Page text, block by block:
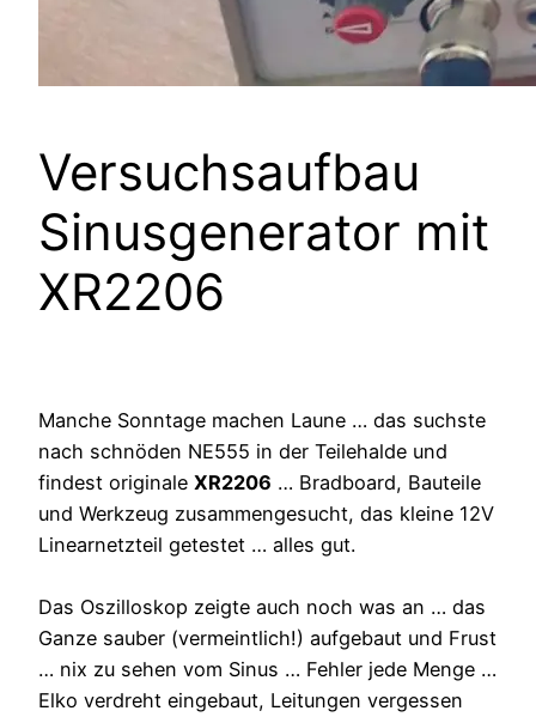
Versuchsaufbau
Sinusgenerator mit
XR2206
Manche Sonntage machen Laune … das suchste
nach schnöden NE555 in der Teilehalde und
findest originale XR2206 … Bradboard, Bauteile
und Werkzeug zusammengesucht, das kleine 12V
Linearnetzteil getestet … alles gut.
Das Oszilloskop zeigte auch noch was an … das
Ganze sauber (vermeintlich!) aufgebaut und Frust
… nix zu sehen vom Sinus … Fehler jede Menge …
Elko verdreht eingebaut, Leitungen vergessen